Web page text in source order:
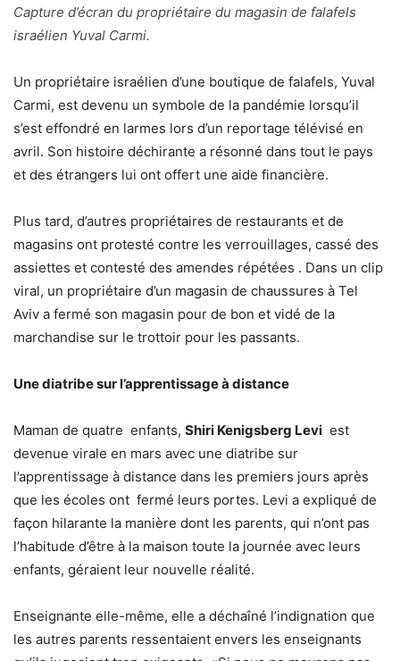
Capture d’écran du propriétaire du magasin de falafels
israélien Yuval Carmi.
Un propriétaire israélien d’une boutique de falafels, Yuval
Carmi, est devenu un symbole de la pandémie lorsqu’il
s’est effondré en larmes lors d’un reportage télévisé en
avril. Son histoire déchirante a résonné dans tout le pays
et des étrangers lui ont offert une aide financière.
Plus tard, d’autres propriétaires de restaurants et de
magasins ont protesté contre les verrouillages, cassé des
assiettes et contesté des amendes répétées . Dans un clip
viral, un propriétaire d’un magasin de chaussures à Tel
Aviv a fermé son magasin pour de bon et vidé de la
marchandise sur le trottoir pour les passants.
Une diatribe sur l’apprentissage à distance
Maman de quatre enfants, Shiri Kenigsberg Levi est
devenue virale en mars avec une diatribe sur
l’apprentissage à distance dans les premiers jours après
que les écoles ont fermé leurs portes. Levi a expliqué de
façon hilarante la manière dont les parents, qui n’ont pas
l’habitude d’être à la maison toute la journée avec leurs
enfants, géraient leur nouvelle réalité.
Enseignante elle-même, elle a déchaîné l’indignation que
les autres parents ressentaient envers les enseignants